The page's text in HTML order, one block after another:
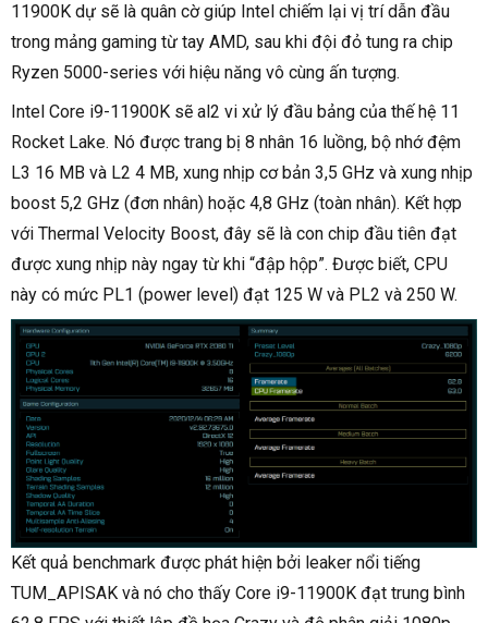
11900K dự sẽ là quân cờ giúp Intel chiếm lại vị trí dẫn đầu
trong mảng gaming từ tay AMD, sau khi đội đỏ tung ra chip
Ryzen 5000-series với hiệu năng vô cùng ấn tượng.
Intel Core i9-11900K sẽ al2 vi xử lý đầu bảng của thế hệ 11
Rocket Lake. Nó được trang bị 8 nhân 16 luồng, bộ nhớ đệm
L3 16 MB và L2 4 MB, xung nhịp cơ bản 3,5 GHz và xung nhịp
boost 5,2 GHz (đơn nhân) hoặc 4,8 GHz (toàn nhân). Kết hợp
với Thermal Velocity Boost, đây sẽ là con chip đầu tiên đạt
được xung nhịp này ngay từ khi “đập hộp”. Được biết, CPU
này có mức PL1 (power level) đạt 125 W và PL2 và 250 W.
Kết quả benchmark được phát hiện bởi leaker nổi tiếng
TUM_APISAK và nó cho thấy Core i9-11900K đạt trung bình